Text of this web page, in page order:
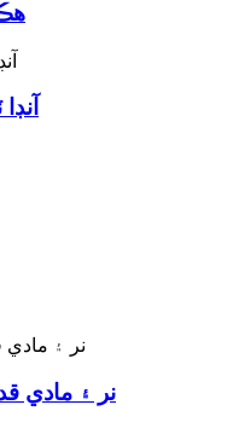
نر ۽ مادي